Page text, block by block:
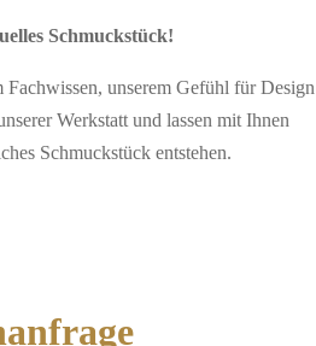
Schmuckstück!
Fachwissen, unserem Gefühl für Design
Werkstatt und lassen mit Ihnen
Schmuckstück entstehen.